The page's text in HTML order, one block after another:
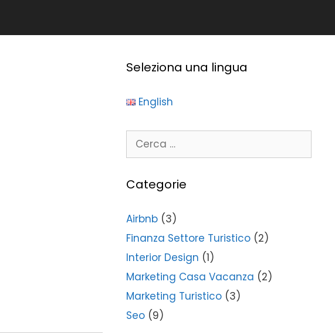
Seleziona una lingua
English
Categorie
Airbnb (3)
Finanza Settore Turistico (2)
Interior Design (1)
Marketing Casa Vacanza (2)
Marketing Turistico (3)
Seo (9)